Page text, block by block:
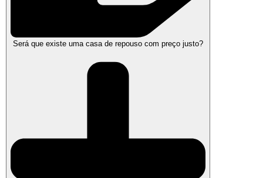
Será que existe uma casa de repouso com preço justo?